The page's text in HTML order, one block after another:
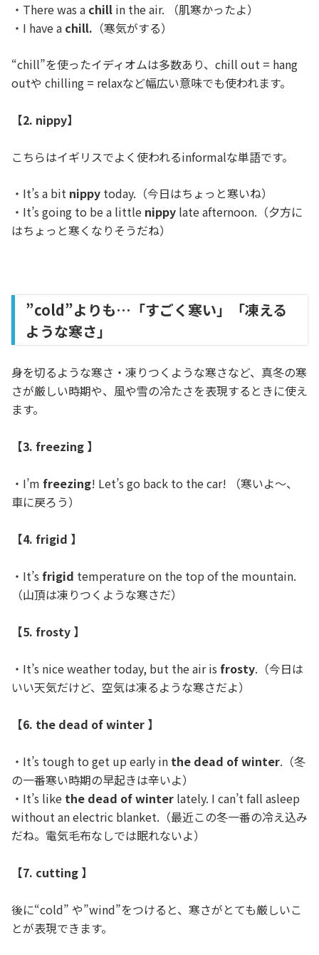
・There was a chill in the air. （肌寒かったよ）
・I have a chill. （寒気がする）
“chill”を使ったイディオムは多数あり、chill out = hang
outや chilling = relaxなど幅広い意味でも使われます。
【2. nippy】
こちらはイギリスでよく使われるinformalな単語です。
・It’s a bit nippy today.（今日はちょっと寒いね）
・It’s going to be a little nippy late afternoon.（夕方に
はちょっと寒くなりそうだね）
”cold”よりも…「すごく寒い」「凍える
ような寒さ」
身を切るような寒さ・凍りつくような寒さなど、真冬の寒
さが厳しい時期や、風や雪の冷たさを表現するときに使え
ます。
【3. freezing 】
・I’m freezing! Let’s go back to the car! （寒いよ〜、
車に戻ろう）
【4. frigid 】
・It’s frigid temperature on the top of the mountain.
（山頂は凍りつくような寒さだ）
【5. frosty 】
・It’s nice weather today, but the air is frosty.（今日は
いい天気だけど、空気は凍るような寒さだよ）
【6. the dead of winter 】
・It’s tough to get up early in the dead of winter.（冬
の一番寒い時期の早起きは辛いよ）
・It’s like the dead of winter lately. I can’t fall asleep
without an electric blanket.（最近この冬一番の冷え込み
だね。電気毛布なしでは眠れないよ）
【7. cutting 】
後に“cold” や”wind”をつけると、寒さがとても厳しいこ
とが表現できます。